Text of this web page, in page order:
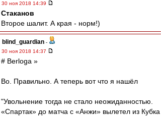
30 ноя 2018 14:39
Cтаканов
Второе шалит. А края - норм!)
blind_guardian -
30 ноя 2018 14:37
# Berloga »
Во. Правильно. А теперь вот что я нашёл
"Увольнение тогда не стало неожиданностью.
«Спартак» до матча с «Анжи» вылетел из Кубка